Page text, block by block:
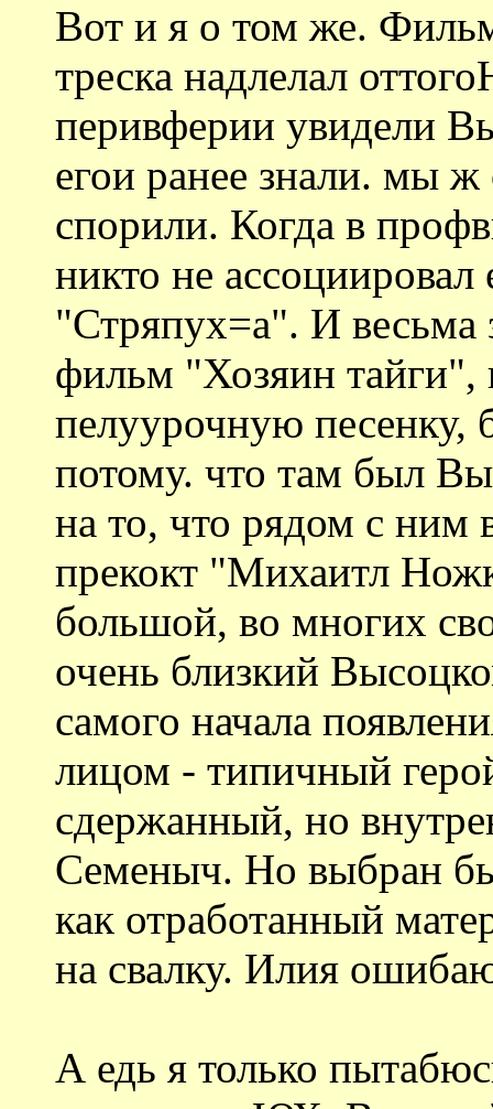
Вот и я о том же.
треска надлелал
перивферии увидели
егои ранее знали. мы
спорили. Когда в
никто не
"Стряпух=а". И весьма
фильм "Хозяин тайги",
пелуурочную песенку,
потому. что там был
на то, что рядом с ним
прекокт "Михаитл
большой, во многих
очень близкий
самого начала
лицом - типичный
сдержанный, но
Семеныч. Но выбран
как отработанный
на свалку. Илия
А едь я только